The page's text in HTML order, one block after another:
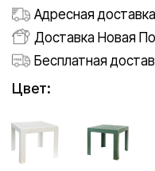
Адресная доставка
Доставка Новая
Бесплатная
Цвет: